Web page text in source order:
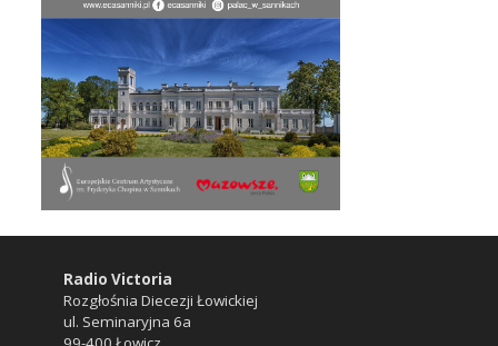
Radio Victoria
Rozgłośnia Diecezji Łowickiej
ul. Seminaryjna 6a